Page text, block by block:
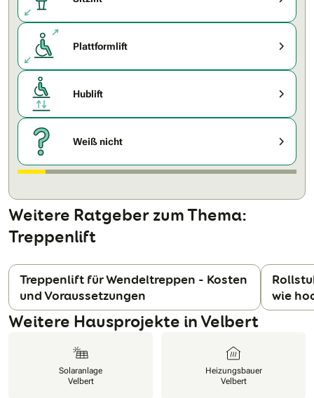
Plattformlift
Hublift
Weiß nicht
Weitere Ratgeber zum Thema:
Treppenlift
Treppenlift für Wendeltreppen - Kosten
und Voraussetzungen
wie
Weitere Hausprojekte in Velbert
Solaranlage
Velbert
Heizungsbauer
Velbert